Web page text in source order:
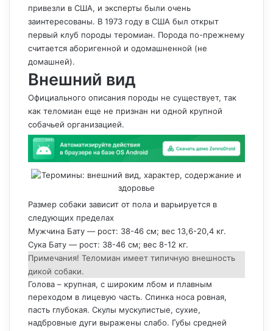
привезли в США, и эксперты были очень
заинтересованы. В 1973 году в США был открыт
первый клуб породы теромиан. Порода по-прежнему
считается аборигенной и одомашненной (не
домашней).
Внешний вид
Официального описания породы не существует, так
как теломиан еще не признан ни одной крупной
собачьей организацией.
Размер собаки зависит от пола и варьируется в
следующих пределах
Мужчина Бату — рост: 38-46 см; вес 13,6-20,4 кг.
Сука Бату — рост: 38-46 см; вес 8-12 кг.
Примечания! Теломиан имеет типичную внешность
дикой собаки.
Голова – крупная, с широким лбом и плавным
переходом в лицевую часть. Спинка носа ровная,
пасть глубокая. Скулы мускулистые, сухие,
надбровные дуги выражены слабо. Губы средней